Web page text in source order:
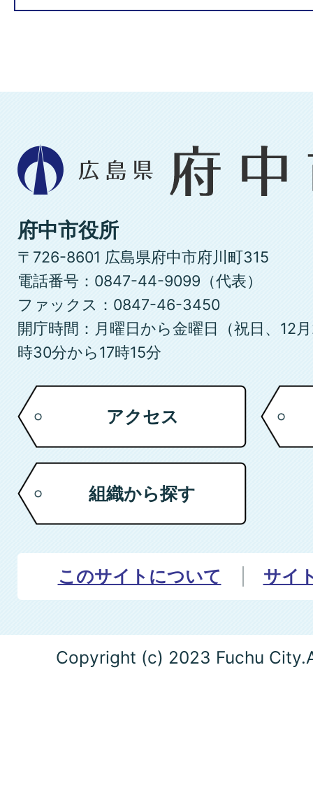
広
島
県
府
中
市
府中市役所
〒726-8601 広島県府中市府川町315
電話番号：0847-44-9099（代表）
ファックス：0847-46-3450
開庁時間：月曜日から金曜日（祝日、12
時30分から17時15分
アクセス
組織から探す
このサイトについて サイ
Copyright (c) 2023 Fuchu